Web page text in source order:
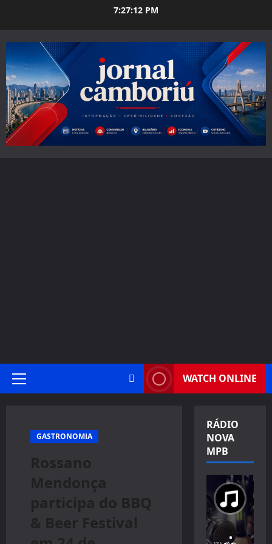
7:27:14 PM
Primary
WATCH ONLINE
GASTRONOMIA
Rossano
Mendonça
participa do BBQ
& Beer Festival
RÁDIO
NOVA
MPB